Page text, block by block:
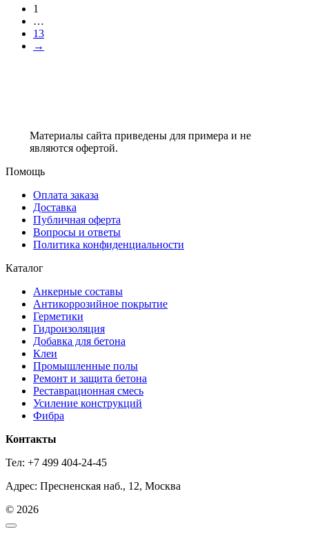
1
…
13
→
Материалы сайта приведены для примера и не
являются офертой.
Помощь
Оплата заказа
Доставка
Публичная оферта
Вопросы и ответы
Политика конфиденциальности
Каталог
Анкерные составы
Антикоррозийное покрытие
Герметики
Гидроизоляция
Добавка для бетона
Клеи
Промышленные полы
Ремонт и защита бетона
Реставрационная смесь
Усиление конструкций
Фибра
Контакты
Тел: +7 499 404-24-45
Адрес: Пресненская наб., 12, Москва
© 2026